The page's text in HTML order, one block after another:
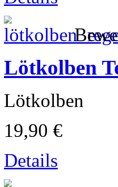
Lötkolben
Lötkolben
19,90 €
Details